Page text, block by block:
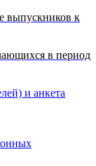
выпускников к
в период
и анкета